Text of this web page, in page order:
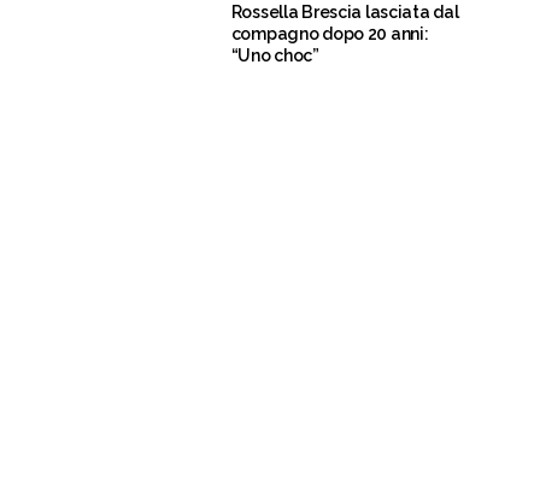
Rossella Brescia lasciata dal
compagno dopo 20 anni:
“Uno choc”